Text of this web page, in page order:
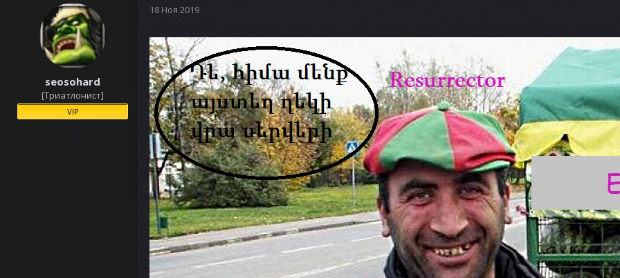
ц
:
seosohard
[Триатлонист]
VIP
18 Ноя 2019